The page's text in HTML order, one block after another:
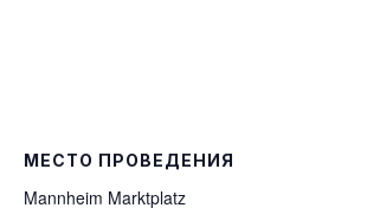
МЕСТО ПРОВЕДЕНИЯ
Mannheim Marktplatz